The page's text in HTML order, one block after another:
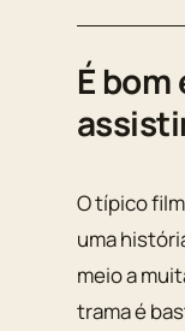
É bom
O típico
uma
meio a
trama é